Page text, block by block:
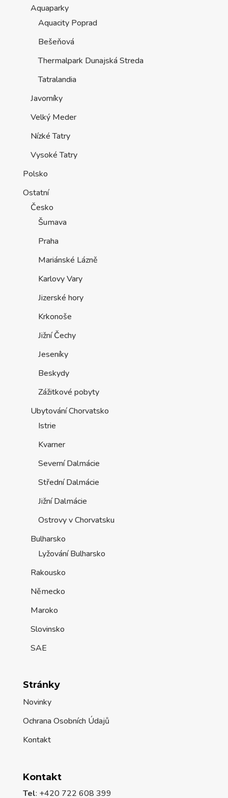
Aquaparky
Aquacity Poprad
Bešeňová
Thermalpark Dunajská Streda
Tatralandia
Javorníky
Velký Meder
Nízké Tatry
Vysoké Tatry
Polsko
Ostatní
Česko
Šumava
Praha
Mariánské Lázně
Karlovy Vary
Jizerské hory
Krkonoše
Jižní Čechy
Jeseníky
Beskydy
Zážitkové pobyty
Ubytování Chorvatsko
Istrie
Kvarner
Severní Dalmácie
Střední Dalmácie
Jižní Dalmácie
Ostrovy v Chorvatsku
Bulharsko
Lyžování Bulharsko
Rakousko
Německo
Maroko
Slovinsko
SAE
Stránky
Novinky
Ochrana Osobních Údajů
Kontakt
Kontakt
Tel: +420 722 608 399